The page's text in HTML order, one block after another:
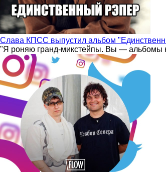
Слава КПСС выпустил альбом
"Я роняю гранд-микстейпы. Вы — альбомы